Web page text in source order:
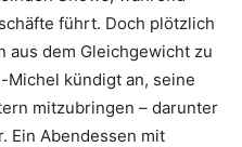
führt. Doch plötzlich
aus dem Gleichgewicht zu
Michel kündigt an, seine
mitzubringen – darunter
Ein Abendessen mit